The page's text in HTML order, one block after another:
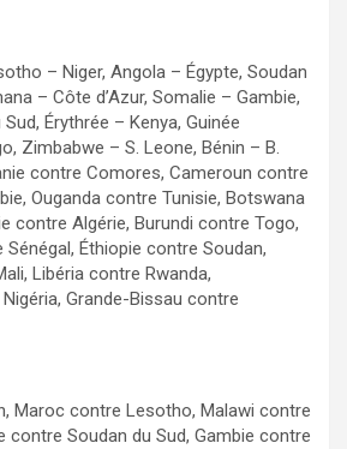
– Niger, Angola – Égypte, Soudan
– Côte d’Azur, Somalie – Gambie,
Érythrée – Kenya, Guinée
Zimbabwe – S. Leone, Bénin – B.
contre Comores, Cameroun contre
Ouganda contre Tunisie, Botswana
contre Algérie, Burundi contre Togo,
Éthiopie contre Soudan,
Libéria contre Rwanda,
Grande-Bissau contre
Maroc contre Lesotho, Malawi contre
contre Soudan du Sud, Gambie contre